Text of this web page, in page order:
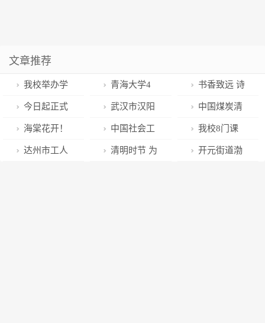
文章推荐
我校举办学
习贯彻党的二
十大精神 推动
青海大学高质
青海大学4
月日历壁纸，
这里你去过
吗？
书香致远 诗
词铸魂——民
勤县南关小学
举办经典诗文
今日起正式
施行的《黄河
保护法》明令
武汉市汉阳
区青年创业城
三年发展规划
中国煤炭清
洁转化高端(院
士)论坛举行
海棠花开！
潍坊广电花仙
中国社会工
作联合会企业
我校8门课
程获批第二批
达州市工人 清明时节 为 开元街道渤